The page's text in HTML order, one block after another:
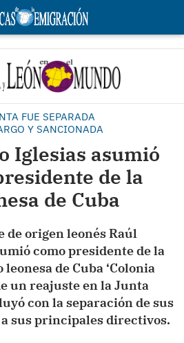
FUE SEPARADA
Y SANCIONADA
Iglesias asumió
de la
de Cuba
de origen leonés Raúl
como presidente de la
de Cuba ‘Colonia
un reajuste en la Junta
con la separación de sus
sus principales directivos.